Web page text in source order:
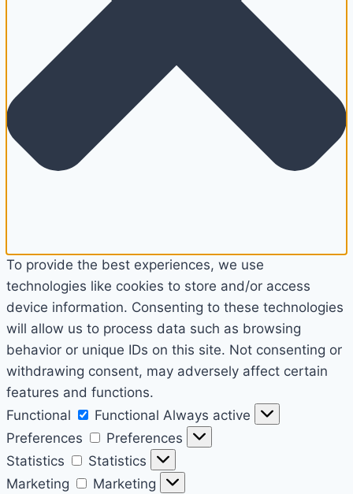
To provide the best experiences, we use
technologies like cookies to store and/or access
device information. Consenting to these technologies
will allow us to process data such as browsing
behavior or unique IDs on this site. Not consenting or
withdrawing consent, may adversely affect certain
features and functions.
Functional
Functional Always active
Preferences
Preferences
Statistics
Statistics
Marketing
Marketing